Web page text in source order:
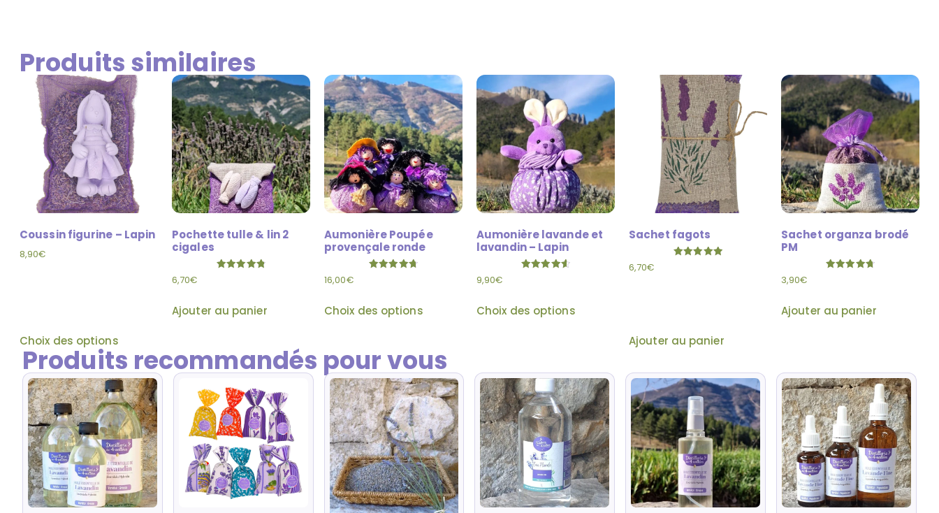
Produits similaires
Coussin figurine – Lapin
8,90€
Choix des options
Pochette tulle & lin 2
cigales
6,70€
Ajouter au panier
Aumonière Poupée
provençale ronde
16,00€
Choix des options
Aumonière lavande et
lavandin – Lapin
9,90€
Choix des options
Sachet fagots
6,70€
Ajouter au panier
Sachet organza brodé
PM
3,90€
Ajouter au panier
Produits recommandés pour vous